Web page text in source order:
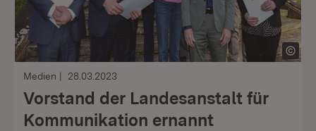
Medien 28.03.2023
Vorstand der Landesanstalt für
Kommunikation ernannt